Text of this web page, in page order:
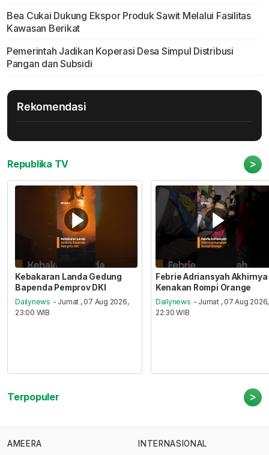
Bea Cukai Dukung Ekspor Produk Sawit Melalui Fasilitas
Kawasan Berikat
Pemerintah Jadikan Koperasi Desa Simpul Distribusi
Pangan dan Subsidi
Rekomendasi
Republika TV >
Kebakaran Landa Gedung
Bapenda Pemprov DKI
Dailynews - Jumat , 07 Aug 2026,
23:00 WIB
Febrie Adriansyah Akhirnya
Kenakan Rompi Orange
Dailynews - Jumat , 07 Aug 2026,
22:30 WIB
Terpopuler >
AMEERA
INTERNASIONAL